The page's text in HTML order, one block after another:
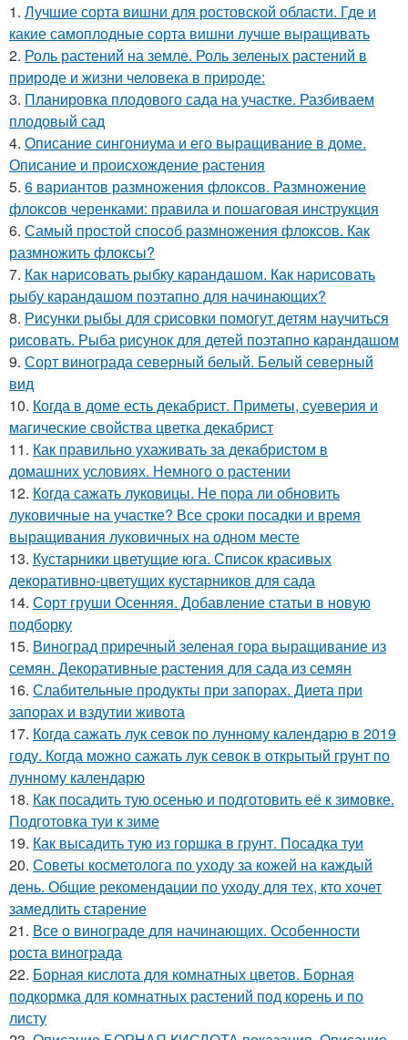
1. Лучшие сорта вишни для ростовской области. Где и
какие самоплодные сорта вишни лучше выращивать
2. Роль растений на земле. Роль зеленых растений в
природе и жизни человека в природе:
3. Планировка плодового сада на участке. Разбиваем
плодовый сад
4. Описание сингониума и его выращивание в доме.
Описание и происхождение растения
5. 6 вариантов размножения флоксов. Размножение
флоксов черенками: правила и пошаговая инструкция
6. Самый простой способ размножения флоксов. Как
размножить флоксы?
7. Как нарисовать рыбку карандашом. Как нарисовать
рыбу карандашом поэтапно для начинающих?
8. Рисунки рыбы для срисовки помогут детям научиться
рисовать. Рыба рисунок для детей поэтапно карандашом
9. Сорт винограда северный белый. Белый северный
вид
10. Когда в доме есть декабрист. Приметы, суеверия и
магические свойства цветка декабрист
11. Как правильно ухаживать за декабристом в
домашних условиях. Немного о растении
12. Когда сажать луковицы. Не пора ли обновить
луковичные на участке? Все сроки посадки и время
выращивания луковичных на одном месте
13. Кустарники цветущие юга. Список красивых
декоративно-цветущих кустарников для сада
14. Сорт груши Осенняя. Добавление статьи в новую
подборку
15. Виноград приречный зеленая гора выращивание из
семян. Декоративные растения для сада из семян
16. Слабительные продукты при запорах. Диета при
запорах и вздутии живота
17. Когда сажать лук севок по лунному календарю в 2019
году. Когда можно сажать лук севок в открытый грунт по
лунному календарю
18. Как посадить тую осенью и подготовить её к зимовке.
Подготовка туи к зиме
19. Как высадить тую из горшка в грунт. Посадка туи
20. Советы косметолога по уходу за кожей на каждый
день. Общие рекомендации по уходу для тех, кто хочет
замедлить старение
21. Все о винограде для начинающих. Особенности
роста винограда
22. Борная кислота для комнатных цветов. Борная
подкормка для комнатных растений под корень и по
листу